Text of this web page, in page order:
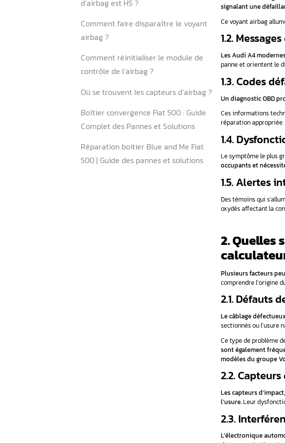
5. Conseils de maintenance préventive
pour votre système d’airbag
5.1. Contrôles réguliers du système
5.2. Protection des composants
électroniques
5.3. Vigilance après un choc
6.Conclusion
Pourquoi mon module de contrôle
d’airbag ne communique-t-il pas ?
Comment savoir si le calculateur
Comment faire disparaître le voyant
Comment réinitialiser le module de
Où se trouvent les capteurs d’airbag ?
Boîtier convergence Fiat 500 : Guide
Complet des Pannes et Solutions
Réparation boitier Blue and Me Fiat